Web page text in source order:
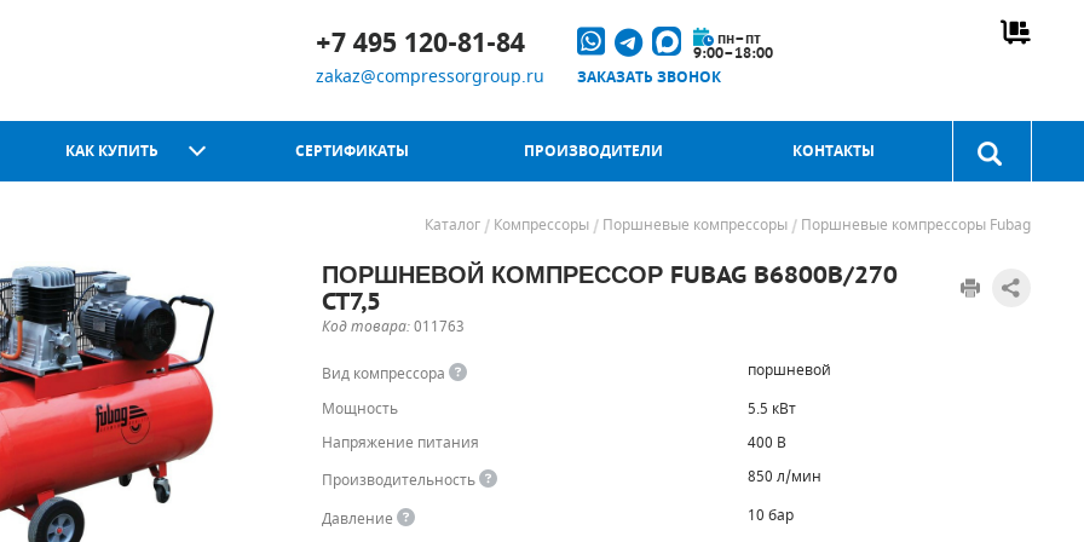
+7 495 120-81-84
zakaz@compressorgroup.ru
пн–пт
9:00–18:00
ЗАКАЗАТЬ ЗВОНОК
КАК КУПИТЬ СЕРТИФИКАТЫ ПРОИЗВОДИТЕЛИ КОНТАКТЫ
Каталог Компрессоры Поршневые компрессоры Поршневые компрессоры Fubag
ПОРШНЕВОЙ КОМПРЕССОР FUBAG B6800B/270
CT7,5
Код товара:011763
Вид компрессора
поршневой
Мощность
5.5 кВт
Напряжение питания
400 В
Производительность
850 л/мин
Давление
10 бар